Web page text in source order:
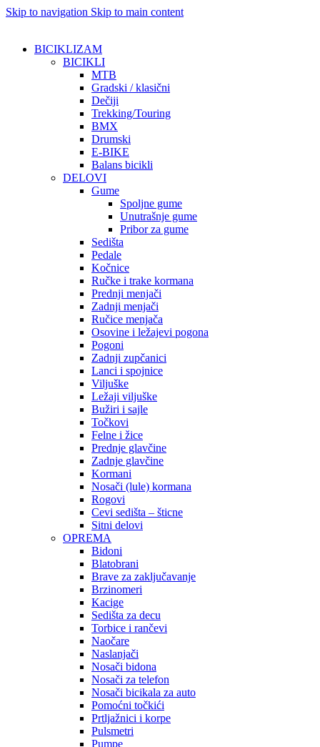
Skip to navigation Skip to main content
BICIKLIZAM
BICIKLI
MTB
Gradski / klasični
Dečiji
Trekking/Touring
BMX
Drumski
E-BIKE
Balans bicikli
DELOVI
Gume
Spoljne gume
Unutrašnje gume
Pribor za gume
Sedišta
Pedale
Kočnice
Ručke i trake kormana
Prednji menjači
Zadnji menjači
Ručice menjača
Osovine i ležajevi pogona
Pogoni
Zadnji zupčanici
Lanci i spojnice
Viljuške
Ležaji viljuške
Bužiri i sajle
Točkovi
Felne i žice
Prednje glavčine
Zadnje glavčine
Kormani
Nosači (lule) kormana
Rogovi
Cevi sedišta – šticne
Sitni delovi
OPREMA
Bidoni
Blatobrani
Brave za zaključavanje
Brzinomeri
Kacige
Sedišta za decu
Torbice i rančevi
Naočare
Naslanjači
Nosači bidona
Nosači za telefon
Nosači bicikala za auto
Pomoćni točkići
Prtljažnici i korpe
Pulsmetri
Pumpe